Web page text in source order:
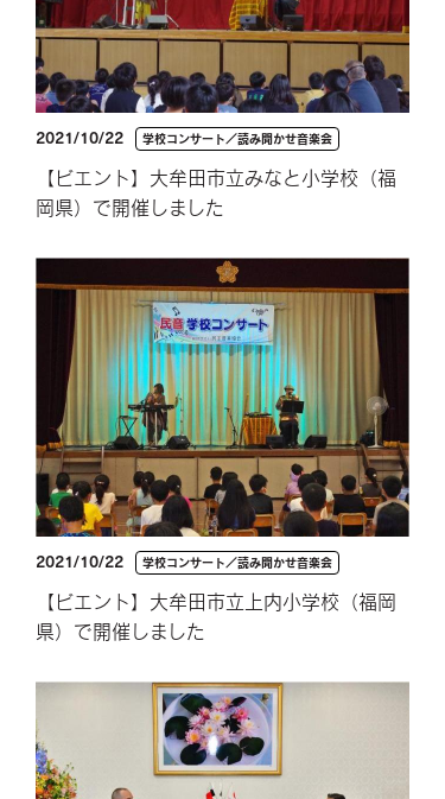
2021/10/22 学校コンサート／読み聞かせ音楽会
【ビエント】大牟田市立みなと小学校（福
岡県）で開催しました
2021/10/22 学校コンサート／読み聞かせ音楽会
【ビエント】大牟田市立上内小学校（福岡
県）で開催しました